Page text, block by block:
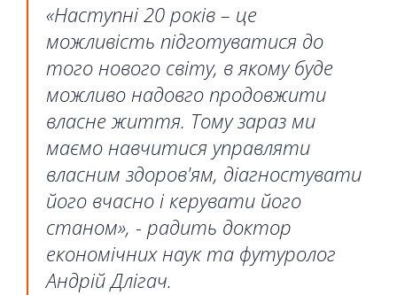
«Наступні 20 років – це
можливість підготуватися до
того нового світу, в якому буде
можливо надовго продовжити
власне життя. Тому зараз ми
маємо навчитися управляти
власним здоров'ям, діагностувати
його вчасно і керувати його
станом», - радить доктор
економічних наук та футуролог
Андрій Длігач.